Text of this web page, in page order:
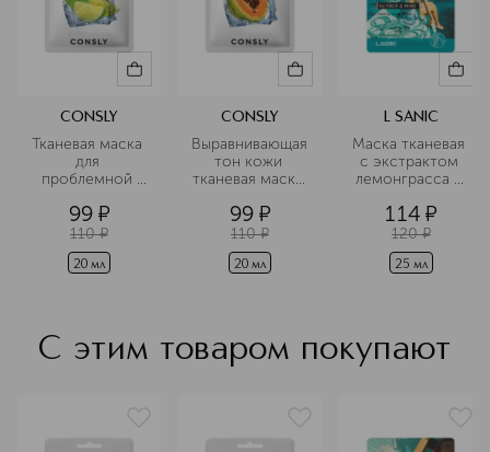
CONSLY
Тканевая маска
для
проблемной
экстрактом
каламанси
99 ¤
110 ¤
20 мл
CONSLY
Выравнивающая
тон кожи
тканевая маска
папайи
99 ¤
110 ¤
20 мл
L SANIC
Маска тканевая
с экстрактом
лемонграсса и
ароматерапии
114 ¤
120 ¤
25 мл
С этим товаром покупают